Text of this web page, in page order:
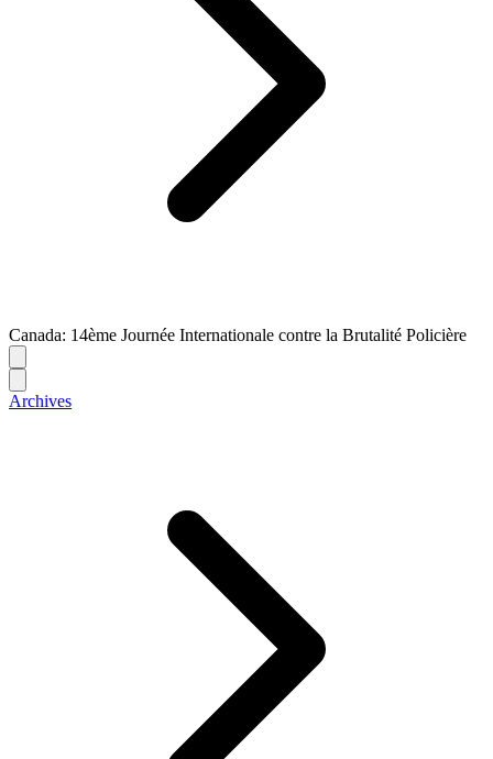
Canada: 14ème Journée Internationale contre la Brutalité Policière
Archives